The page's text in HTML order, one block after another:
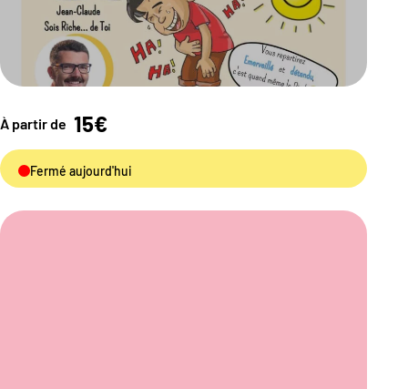
À partir de 15€
Fermé aujourd'hui